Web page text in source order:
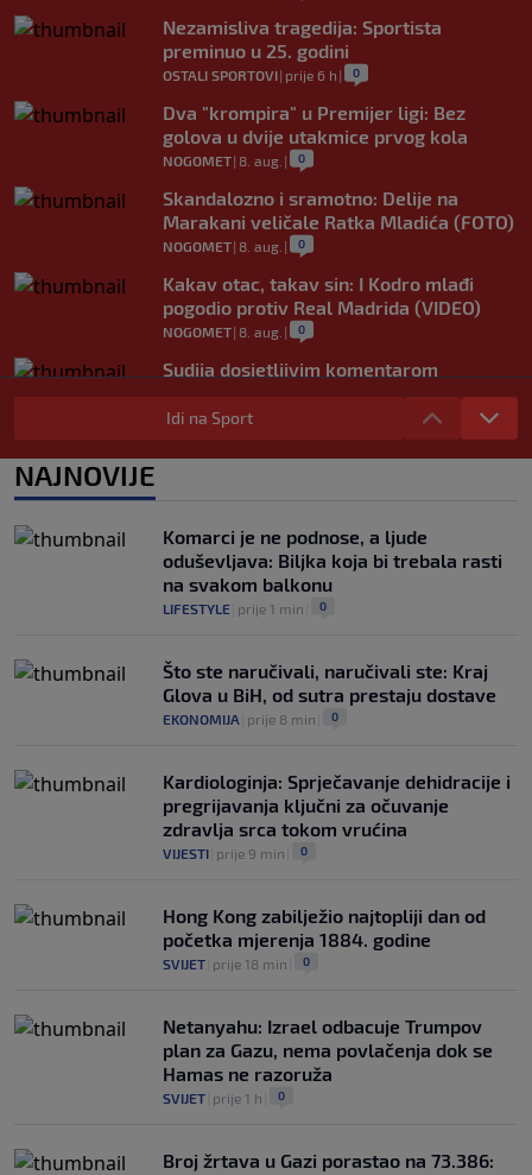
Nezamisliva tragedija: Sportista
preminuo u 25. godini
OSTALI SPORTOVI| prije 6 h | 0
Dva "krompira" u Premijer ligi: Bez
golova u dvije utakmice prvog kola
NOGOMET| 8. aug. | 0
Skandalozno i sramotno: Delije na
Marakani veličale Ratka Mladića (FOTO)
NOGOMET| 8. aug. | 0
Kakav otac, takav sin: I Kodro mlađi
pogodio protiv Real Madrida (VIDEO)
NOGOMET| 8. aug. | 0
Sudija dosjetljivim komentarom
nasmijao publiku nakon žalbe tenisera
(VIDEO)
Idi na Sport
NAJNOVIJE
Komarci je ne podnose, a ljude
oduševljava: Biljka koja bi trebala rasti
na svakom balkonu
LIFESTYLE prije 1 min 0
Što ste naručivali, naručivali ste: Kraj
Glova u BiH, od sutra prestaju dostave
EKONOMIJA prije 8 min 0
Kardiologinja: Sprječavanje dehidracije i
pregrijavanja ključni za očuvanje
zdravlja srca tokom vrućina
VIJESTI prije 9 min 0
Hong Kong zabilježio najtopliji dan od
početka mjerenja 1884. godine
SVIJET prije 18 min 0
Netanyahu: Izrael odbacuje Trumpov
plan za Gazu, nema povlačenja dok se
Hamas ne razoruža
SVIJET prije 1 h 0
Broj žrtava u Gazi porastao na 73.386: